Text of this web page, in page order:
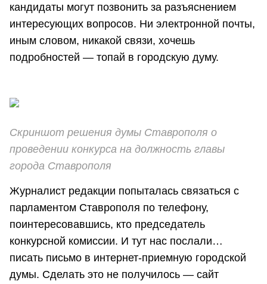
кандидаты могут позвонить за разъяснением
интересующих вопросов. Ни электронной почты,
иным словом, никакой связи, хочешь
подробностей — топай в городскую думу.
Скриншот решения думы Ставрополя о
проведении конкурса на должность главы
города Ставрополя
Журналист редакции попыталась связаться с
парламентом Ставрополя по телефону,
поинтересовавшись, кто председатель
конкурсной комиссии. И тут нас послали…
писать письмо в интернет-приемную городской
думы. Сделать это не получилось — сайт